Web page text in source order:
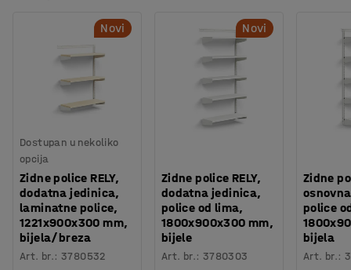
Novi
Dostupan u nekoliko
opcija
Zidne police RELY,
dodatna jedinica,
laminatne police,
1221x900x300 mm,
bijela/breza
Art. br.:3780532
Novi
Zidne police RELY,
dodatna jedinica,
police od lima,
1800x900x300 mm,
bijele
Art. br.: 3780303
Zidne
police
bijela
Art. br.: